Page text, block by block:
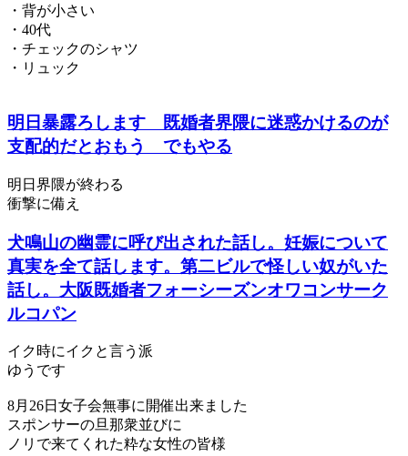
・背が小さい
・40代
・チェックのシャツ
・リュック
明日暴露ろします 既婚者界隈に迷惑かけるのが
支配的だとおもう でもやる
明日界隈が終わる
衝撃に備え
犬鳴山の幽霊に呼び出された話し。妊娠について
真実を全て話します。第二ビルで怪しい奴がいた
話し。大阪既婚者フォーシーズンオワコンサーク
ルコパン
イク時にイクと言う派
ゆうです
8月26日女子会無事に開催出来ました
スポンサーの旦那衆並びに
ノリで来てくれた粋な女性の皆様